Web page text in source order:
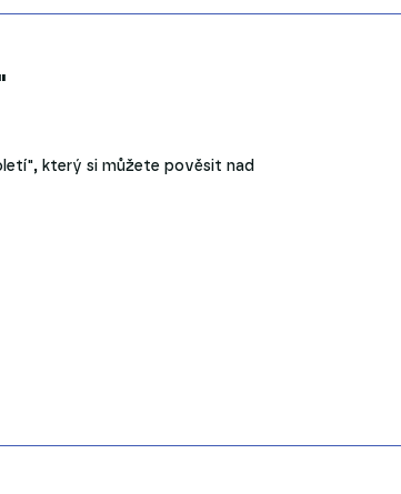
který si můžete pověsit nad